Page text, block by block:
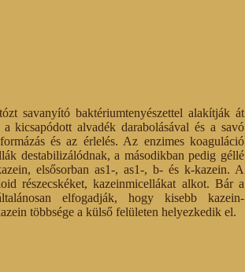
savanyító baktériumtenyészettel alakítják át
kicsapódott alvadék darabolásával és a savó
és az érlelés. Az enzimes koaguláció
destabilizálódnak, a másodikban pedig géllé
elsősorban as1-, as1-, b- és k-kazein. A
részecskéket, kazeinmicellákat alkot. Bár a
elfogadják, hogy kisebb kazein-
többsége a külső felületen helyezkedik el.